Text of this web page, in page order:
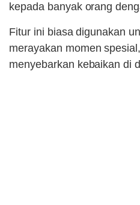
kepada banyak orang
Fitur ini biasa digunakan
merayakan momen
menyebarkan kebaikan di